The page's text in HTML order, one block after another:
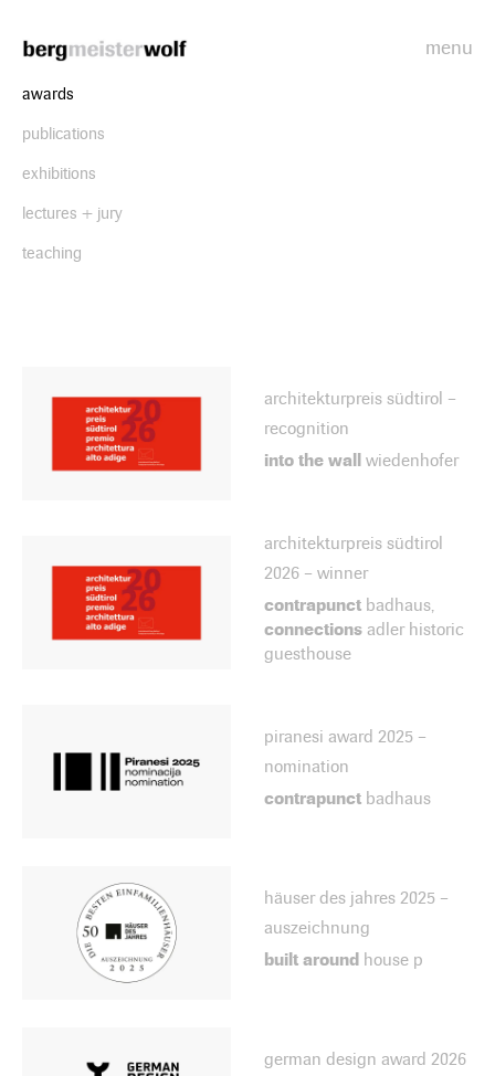
menu
awards
publications
exhibitions
lectures + jury
teaching
architekturpreis südtirol –
recognition
into the wall wiedenhofer
architekturpreis südtirol
2026 – winner
contrapunct badhaus,
connections adler historic
guesthouse
piranesi award 2025 –
nomination
contrapunct badhaus
häuser des jahres 2025 –
auszeichnung
built around house p
german design award 2026